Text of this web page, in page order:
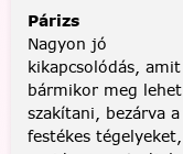
Párizs
Nagyon jó
kikapcsolódás, amit
bármikor meg lehet
szakítani, bezárva a
festékes tégelyeket,